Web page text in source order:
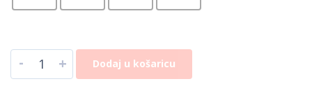
- + Dodaj u košaricu